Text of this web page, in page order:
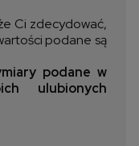
Ci zdecydować,
podane są
podane w
ulubionych